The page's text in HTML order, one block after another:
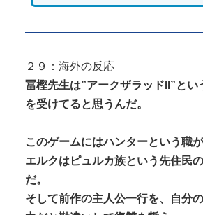
２９：海外の反応
冨樫先生は”アークザラッドII”とい
を受けてると思うんだ。
このゲームにはハンターという職
エルクはピュルカ族という先住民
だ。
そして前作の主人公一行を、自分